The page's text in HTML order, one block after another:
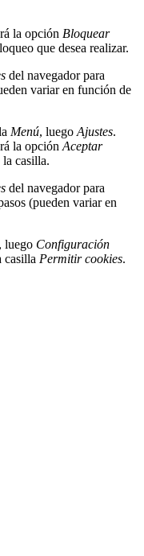
la opción Bloquear
que desea realizar.
del navegador para
variar en función de
Menú, luego Ajustes.
la opción Aceptar
la casilla.
del navegador para
(pueden variar en
, luego Configuración
casilla Permitir cookies.